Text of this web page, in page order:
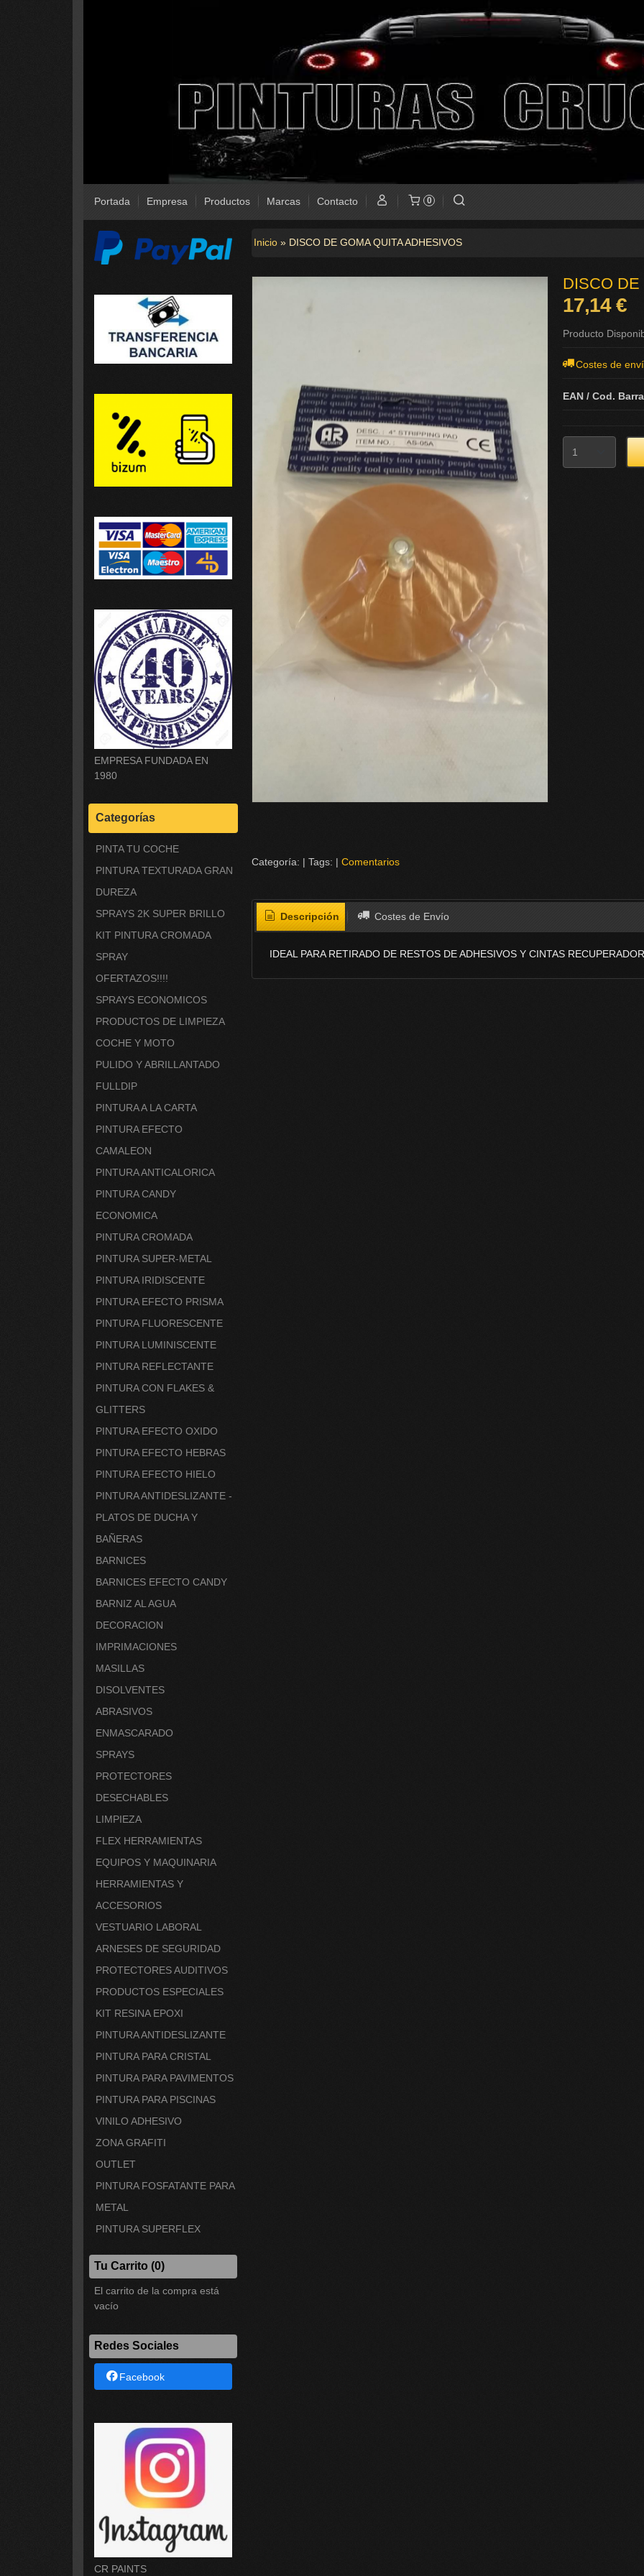
Portada Empresa Productos Marcas Contacto 0
EMPRESA FUNDADA EN
1980
Categorías
PINTA TU COCHE
PINTURA TEXTURADA GRAN
DUREZA
SPRAYS 2K SUPER BRILLO
KIT PINTURA CROMADA
SPRAY
OFERTAZOS!!!!
SPRAYS ECONOMICOS
PRODUCTOS DE LIMPIEZA
COCHE Y MOTO
PULIDO Y ABRILLANTADO
FULLDIP
PINTURA A LA CARTA
PINTURA EFECTO
CAMALEON
PINTURA ANTICALORICA
PINTURA CANDY
ECONOMICA
PINTURA CROMADA
PINTURA SUPER-METAL
PINTURA IRIDISCENTE
PINTURA EFECTO PRISMA
PINTURA FLUORESCENTE
PINTURA LUMINISCENTE
PINTURA REFLECTANTE
PINTURA CON FLAKES &
GLITTERS
PINTURA EFECTO OXIDO
PINTURA EFECTO HEBRAS
PINTURA EFECTO HIELO
PINTURA ANTIDESLIZANTE -
PLATOS DE DUCHA Y
BAÑERAS
BARNICES
BARNICES EFECTO CANDY
BARNIZ AL AGUA
DECORACION
IMPRIMACIONES
MASILLAS
DISOLVENTES
ABRASIVOS
ENMASCARADO
SPRAYS
PROTECTORES
DESECHABLES
LIMPIEZA
FLEX HERRAMIENTAS
EQUIPOS Y MAQUINARIA
HERRAMIENTAS Y
ACCESORIOS
VESTUARIO LABORAL
ARNESES DE SEGURIDAD
PROTECTORES AUDITIVOS
PRODUCTOS ESPECIALES
KIT RESINA EPOXI
PINTURA ANTIDESLIZANTE
PINTURA PARA CRISTAL
PINTURA PARA PAVIMENTOS
PINTURA PARA PISCINAS
VINILO ADHESIVO
ZONA GRAFITI
OUTLET
PINTURA FOSFATANTE PARA
METAL
PINTURA SUPERFLEX
Tu Carrito (0)
El carrito de la compra está
vacío
Redes Sociales
Facebook
CR PAINTS
Inicio» DISCO DE GOMA QUITA ADHESIVOS
DISCO
17,14 €
Producto
Costes de
EAN / Cod.
Categoría: | Tags: | Comentarios
Descripción Costes de Envío
IDEAL PARA RETIRADO DE RESTOS DE ADHESIVOS Y CINTAS